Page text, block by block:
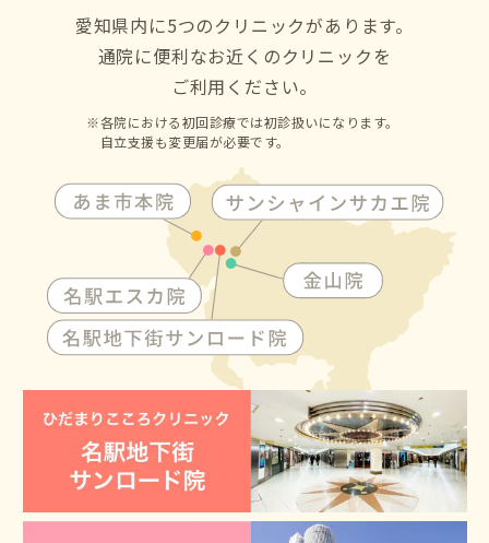
区・名東区・天白区にお住いの方からも通院して頂けます
愛知県内に5つのクリニックがあります。
通院に便利なお近くのクリニックを
ご利用ください。
各院における初回診療では初診扱いになります。
自立支援も変更届が必要です。